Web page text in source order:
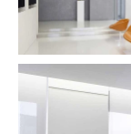
Adriano, Roma;
Take The Leap,
Archeologico
vincitore
Immagine per
Milano.